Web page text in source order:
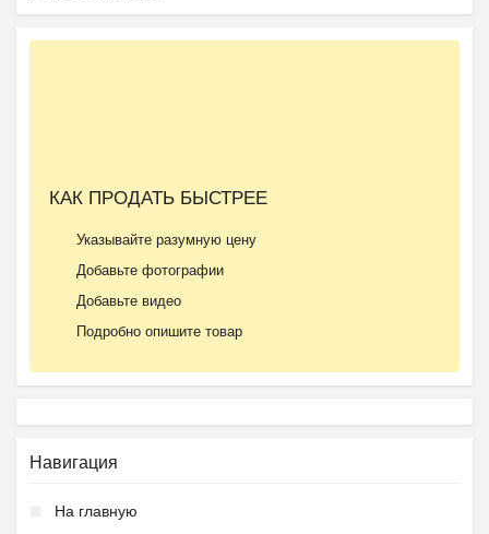
27 000Пятигорск
КАК ПРОДАТЬ БЫСТРЕЕ
Указывайте разумную цену
Добавьте фотографии
Добавьте видео
Подробно опишите товар
Навигация
На главную